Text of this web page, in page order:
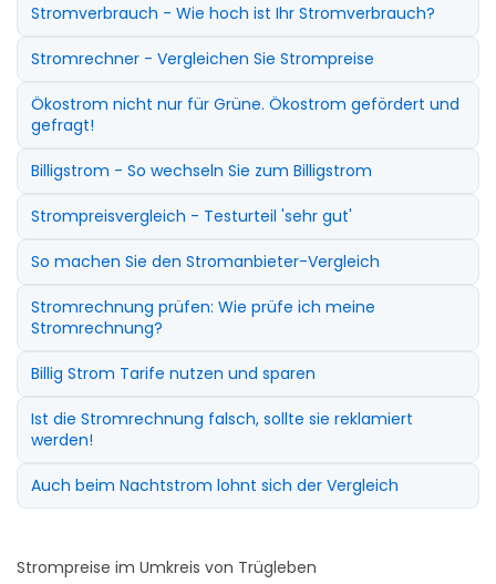
Stromverbrauch - Wie hoch ist Ihr Stromverbrauch?
Stromrechner - Vergleichen Sie Strompreise
Ökostrom nicht nur für Grüne. Ökostrom gefördert und
gefragt!
Billigstrom - So wechseln Sie zum Billigstrom
Strompreisvergleich - Testurteil 'sehr gut'
So machen Sie den Stromanbieter-Vergleich
Stromrechnung prüfen: Wie prüfe ich meine
Stromrechnung?
Billig Strom Tarife nutzen und sparen
Ist die Stromrechnung falsch, sollte sie reklamiert
werden!
Auch beim Nachtstrom lohnt sich der Vergleich
Strompreise im Umkreis von Trügleben